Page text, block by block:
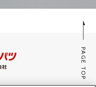
PAGE TOP